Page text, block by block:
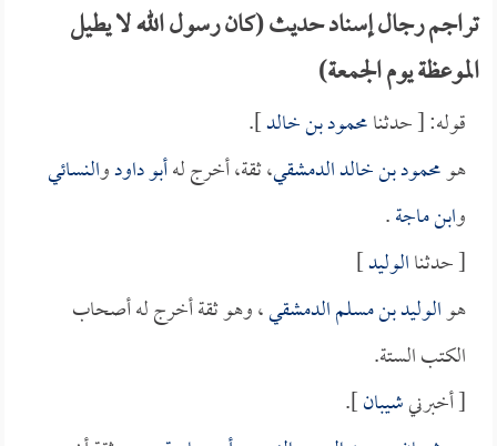
تراجم رجال إسناد حديث (كان رسول الله لا يطيل
الموعظة يوم الجمعة)
قوله: [ حدثنامحمود بن خالد].
هومحمود بن خالد الدمشقي، ثقة، أخرج لهأبو داودوالنسائي
وابن ماجة.
[ حدثناالوليد]
هوالوليد بن مسلم الدمشقي، وهو ثقة أخرج له أصحاب
الكتب الستة.
[ أخبرنيشيبان].